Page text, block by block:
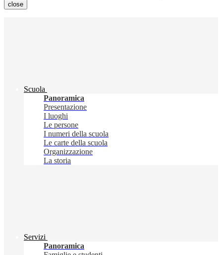
close
Scuola
Panoramica
Presentazione
I luoghi
Le persone
I numeri della scuola
Le carte della scuola
Organizzazione
La storia
Servizi
Panoramica